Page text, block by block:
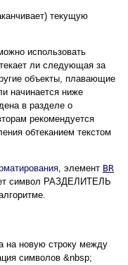
текущую
использовать
ли следующая за
объекты, плавающие
начинается ниже
в разделе о
рекомендуется
обтеканием текстом
, элемент BR
символ РАЗДЕЛИТЕЛЬ
на новую строку между
символов &nbsp;